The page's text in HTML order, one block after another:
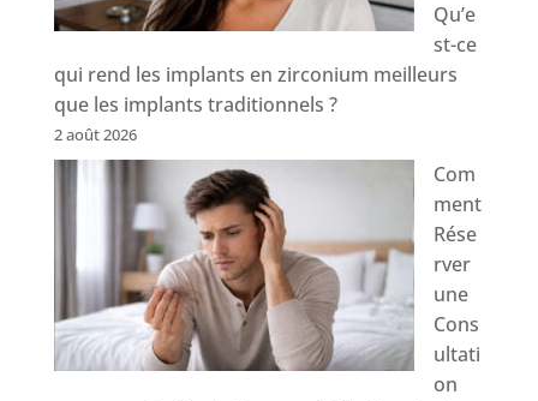
Qu’e
st-ce
qui rend les implants en zirconium meilleurs
que les implants traditionnels ?
2 août 2026
Com
ment
Rése
rver
une
Cons
ultati
on